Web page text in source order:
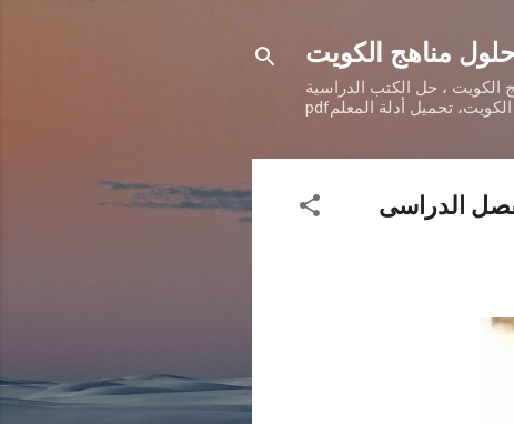
حلول مناهج الكويت
الكويت ، حل الكتب الدراسية
الدراسى